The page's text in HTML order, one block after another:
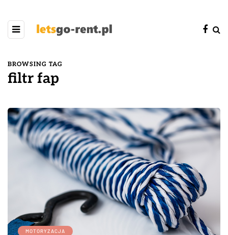
BROWSING TAG
filtr fap
MOTORYZACJA